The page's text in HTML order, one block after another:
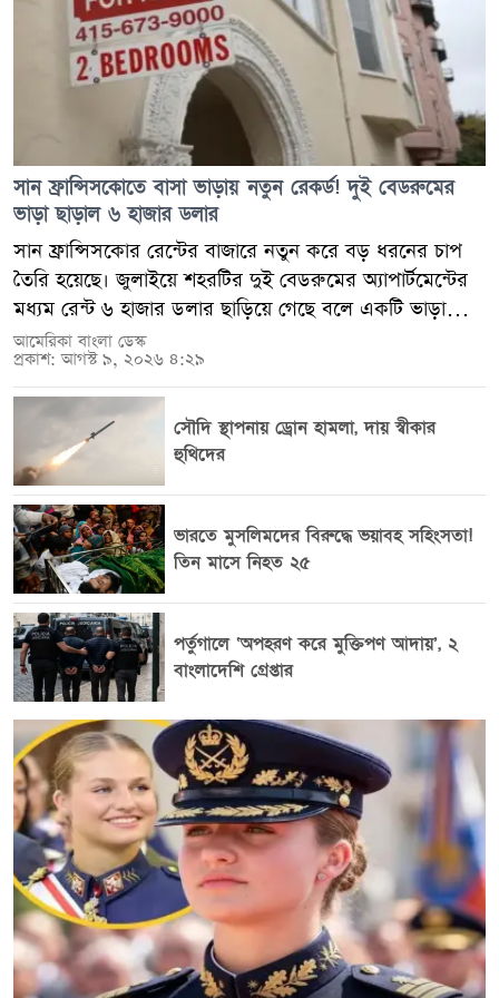
সান ফ্রান্সিসকোতে বাসা ভাড়ায় নতুন রেকর্ড! দুই বেডরুমের
ভাড়া ছাড়াল ৬ হাজার ডলার
সান ফ্রান্সিসকোর রেন্টের বাজারে নতুন করে বড় ধরনের চাপ
তৈরি হয়েছে। জুলাইয়ে শহরটির দুই বেডরুমের অ্যাপার্টমেন্টের
মধ্যম রেন্ট ৬ হাজার ডলার ছাড়িয়ে গেছে বলে একটি ভাড়া
তালিকাভুক্তি প্ল্যাটফর্মের তথ্যে উঠে এসেছে। তবে এই
পরিসংখ্যান নিয়ে সতর্ক থাকার পরামর্শ দিয়েছেন আবাসন
বাজার বিশ্লেষকেরা, কারণ সব ধরনের অ্যাপার্টমেন্ট এই হিসাবের
আওতায় নেই। সাম্প্রতিক এই হিসাব অনুযায়ী, সান
ফ্রান্সিসকোর বর্তমান রেন্টের বাজার যুক্তরাষ্ট্রের সবচেয়ে
ব্যয়বহুল আবাসন বাজারগুলোর একটি হয়ে উঠেছে। বিশেষ করে
দুই বেডরুমের অ্যাপার্টমেন্টের রেন্ট দ্রুত বাড়ায় পরিবার ও
একাধিক কক্ষের বাসা খোঁজা ভাড়াটিয়াদের ওপর চাপ আরও
বেড়েছে। তবে ৬ হাজার ডলারের মধ্যম রেন্টের হিসাবটি মূলত
বর্তমানে বাজারে থাকা তুলনামূলক দামি ও পেশাদারভাবে
পরিচালিত অ্যাপার্টমেন্টের তালিকার ওপর নির্ভর করছে। পুরোনো
ভবনের অনেক অ্যাপার্টমেন্ট এবং ছোট মালিকদের নিয়ন্ত্রণে থাকা
তুলনামূলক কম রেন্টের ইউনিট এতে পুরোপুরি প্রতিফলিত হয়
না। অন্যদিকে অ্যাপার্টমেন্ট লিস্টের মতো ভিন্ন পদ্ধতিতে বাজার
বিশ্লেষণকারী প্রতিষ্ঠানগুলোর হিসাবে দুই বেডরুমের
অ্যাপার্টমেন্টের মধ্যম রেন্ট প্রায় ৪ হাজার ৪০০ ডলারের
কাছাকাছি। অর্থাৎ কোন তথ্যসূত্র ও কোন ধরনের ইউনিট
বিবেচনা করা হচ্ছে, তার ওপর রেন্টের হিসাব উল্লেখযোগ্যভাবে
বদলে যেতে পারে। সান ফ্রান্সিসকোর স্থানীয় আবাসন
পরিস্থিতিও দীর্ঘদিন ধরে ব্যয়বহুল। শহরের প্রায় ৬৫ শতাংশ
বাসিন্দা ভাড়ায় থাকেন। ২০২৬ সালের স্থানীয় একটি প্রতিবেদনে
বলা হয়েছে, এক বেডরুমের অ্যাপার্টমেন্টের মধ্যম রেন্ট প্রায় ৩
হাজার ৫৬১ ডলার এবং দুই থেকে তিন বেডরুমের ইউনিটের
আমেরিকা বাংলা ডেস্ক
প্রকাশ: আগস্ট ৯, ২০২৬ ৪:২৯
সৌদি স্থাপনায় ড্রোন হামলা, দায় স্বীকার
হুথিদের
ভারতে মুসলিমদের বিরুদ্ধে ভয়াবহ সহিংসতা!
তিন মাসে নিহত ২৫
পর্তুগালে ‘অপহরণ করে মুক্তিপণ আদায়’, ২
বাংলাদেশি গ্রেপ্তার